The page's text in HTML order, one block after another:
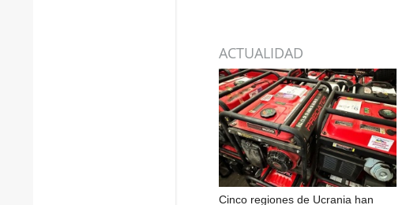
ACTUALIDAD
Cinco regiones de Ucrania han